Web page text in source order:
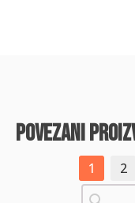
povezani
1 2
Pretraži